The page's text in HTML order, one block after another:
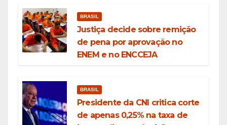
BRASIL
Justiça decide sobre remição
de pena por aprovação no
ENEM e no ENCCEJA
BRASIL
Presidente da CNI critica corte
de apenas 0,25% na taxa de